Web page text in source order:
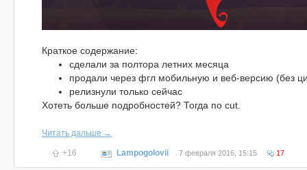
Краткое содержание:
сделали за полтора летних месяца
продали через фгл мобильную и веб-версию (без
релизнули только сейчас
Хотеть больше подробностей? Тогда по cut.
Читать дальше →
+16 Lampogolovii 7 февраля 2016, 15:15 17